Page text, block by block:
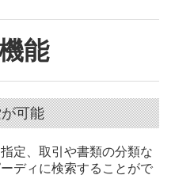
能
可能
定、取引や書類の分類な
ディに検索することがで